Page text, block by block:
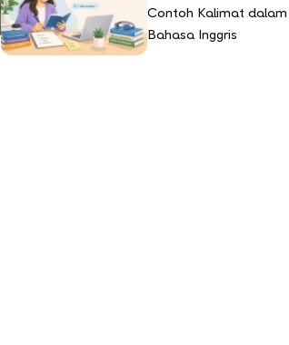
Contoh Kalimat dalam
Bahasa Inggris